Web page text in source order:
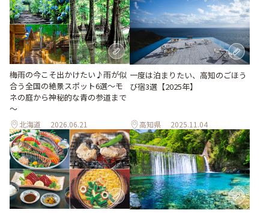
梅雨の今こそ出かけたい♪雨が似
合う全国の絶景スポット6選～モ
ネの庭から神秘的な青の参道まで
～
北海道 2026.06.21
一度は泊まりたい、高知のごほう
び宿3選【2025年】
高知県 2025.11.04